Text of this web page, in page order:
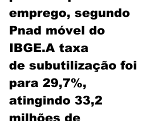
emprego, segundo
Pnad móvel do
IBGE.A taxa
de subutilização foi
para 29,7%,
atingindo 33,2
milhões de